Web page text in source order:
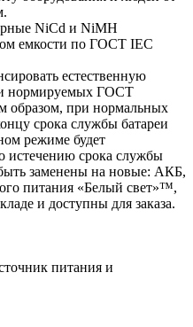
NiCd и NiMH
емкости по ГОСТ IEC
естественную
нормируемых ГОСТ
образом, при нормальных
срока службы батареи
режиме будет
истечению срока службы
заменены на новые: АКБ,
питания «Белый свет»™,
и доступны для заказа.
питания и